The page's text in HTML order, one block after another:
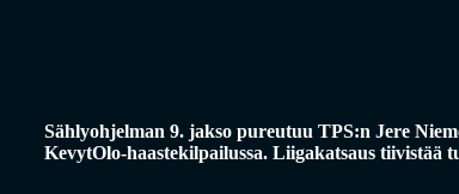
Sählyohjelman 9. jakso pureutuu TPS:n Jere
KevytOlo-haastekilpailussa. Liigakatsaus tiivistää